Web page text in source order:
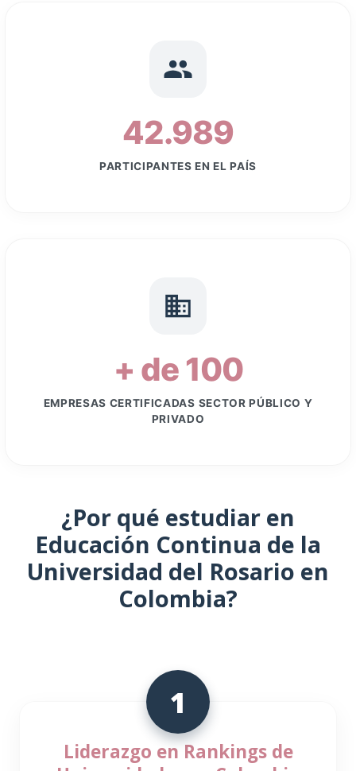
PARTICIPANTES EN EL PAÍS
EMPRESAS CERTIFICADAS SECTOR PÚBLICO Y
Educación Continua de la
Universidad del Rosario en
Colombia?
1
Liderazgo en Rankings de
Universidades en Colombia